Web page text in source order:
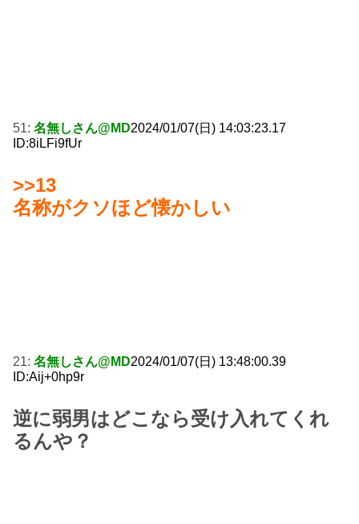
51: 名無しさん@MD2024/01/07(日) 14:03:23.17
ID:8iLFi9fUr
>>13
名称がクソほど懐かしい
21: 名無しさん@MD2024/01/07(日) 13:48:00.39
ID:Aij+0hp9r
逆に弱男はどこなら受け入れてくれ
るんや？